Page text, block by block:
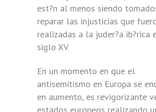
est?n al menos siendo
reparar las injusticias que
realizadas a la juder?a ib?rica
siglo XV.
En un momento en que el
antisemitismo en Europa se
en aumento, es revigorizante